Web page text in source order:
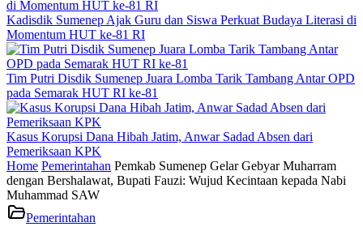
Kadisdik Sumenep Ajak Guru dan Siswa Perkuat Budaya Literasi di
Momentum HUT ke-81 RI
Tim Putri Disdik Sumenep Juara Lomba Tarik Tambang Antar OPD
pada Semarak HUT RI ke-81
Kasus Korupsi Dana Hibah Jatim, Anwar Sadad Absen dari
Pemeriksaan KPK
Home Pemerintahan Pemkab Sumenep Gelar Gebyar Muharram
dengan Bershalawat, Bupati Fauzi: Wujud Kecintaan kepada Nabi
Muhammad SAW
Pemerintahan